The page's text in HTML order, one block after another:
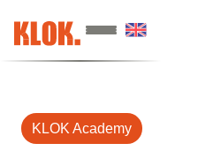
KLOK Academy